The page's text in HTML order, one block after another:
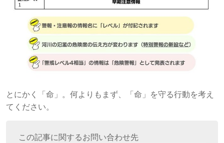
とにかく「命」。何よりもまず、「命」を守る行動を考え
てください。
この記事に関するお問い合わせ先